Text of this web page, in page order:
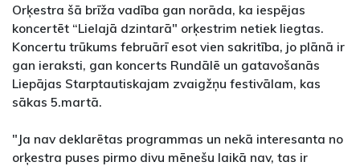
Orķestra šā brīža vadība gan norāda, ka iespējas
koncertēt “Lielajā dzintarā" orķestrim netiek liegtas.
Koncertu trūkums februārī esot vien sakritība, jo plānā ir
gan ieraksti, gan koncerts Rundālē un gatavošanās
Liepājas Starptautiskajam zvaigžņu festivālam, kas
sākas 5.martā.
"Ja nav deklarētas programmas un nekā interesanta no
orķestra puses pirmo divu mēnešu laikā nav, tas ir